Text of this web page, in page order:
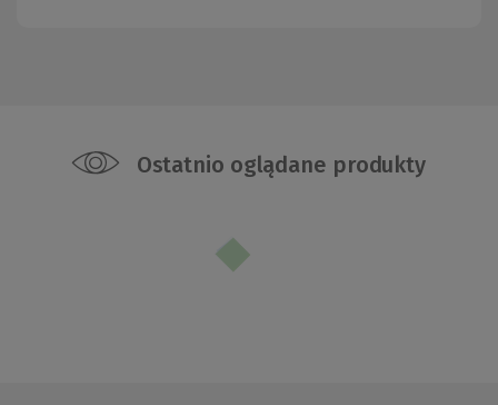
Ostatnio oglądane produkty